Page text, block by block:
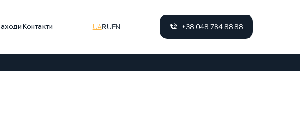
Контакти +38 048 784 88 88
UARUEN